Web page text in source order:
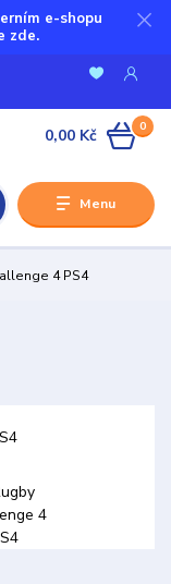
e-shopu
zde.
Menu
0
0,00 Kč
4 PS4